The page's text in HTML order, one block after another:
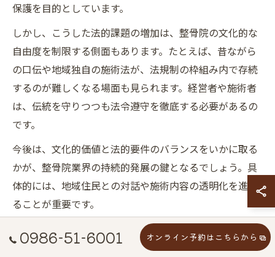
保護を目的としています。
しかし、こうした法的課題の増加は、整骨院の文化的な
自由度を制限する側面もあります。たとえば、昔ながら
の口伝や地域独自の施術法が、法規制の枠組み内で存続
するのが難しくなる場面も見られます。経営者や施術者
は、伝統を守りつつも法令遵守を徹底する必要があるの
です。
今後は、文化的価値と法的要件のバランスをいかに取る
かが、整骨院業界の持続的発展の鍵となるでしょう。具
体的には、地域住民との対話や施術内容の透明化を進め
ることが重要です。
整骨院業界が名称規制へどう対応しているか
0986-51-6001 オンライン予約はこちらから